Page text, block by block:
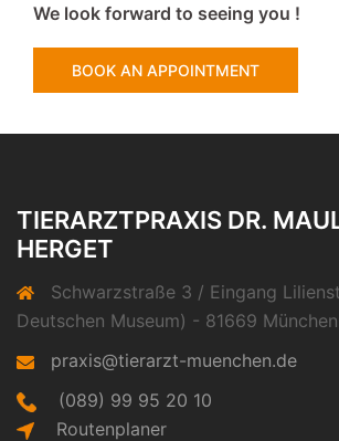
We look forward to seeing you !
BOOK AN APPOINTMENT
TIERARZTPRAXIS DR.
HERGET
Schwarzstraße 3 / Eingang
Deutschen Museum) - 81669 München
praxis@tierarzt-muenchen.de
(089) 99 95 20 10
Routenplaner